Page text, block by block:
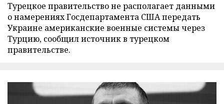
Турецкое правительство не располагает данными
о намерениях Госдепартамента США передать
Украине американские военные системы через
Турцию, сообщил источник в турецком
правительстве.